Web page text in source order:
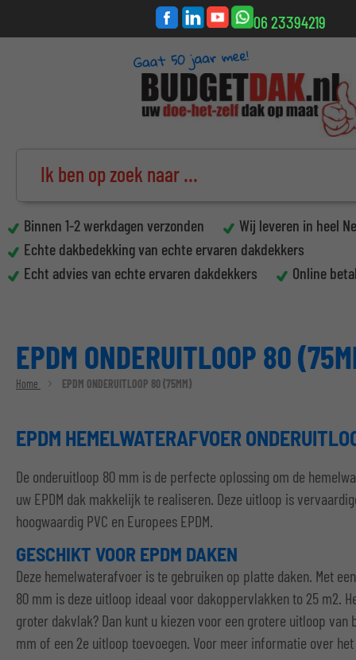
06 23394219
Binnen 1-2 werkdagen verzonden
Wij leveren in heel
Echte dakbedekking van echte ervaren dakdekkers
Echt advies van echte ervaren dakdekkers
Online
EPDM ONDERUITLOOP 80
Home EPDM ONDERUITLOOP 80 (75MM)
EPDM HEMELWATERAFVOER
De onderuitloop 80 mm is de perfecte oplossing om de
uw EPDM dak makkelijk te realiseren. Deze uitloop is
hoogwaardig PVC en Europees EPDM.
GESCHIKT VOOR EPDM DAKEN
Deze hemelwaterafvoer is te gebruiken op platte daken. Met
80 mm is deze uitloop ideaal voor dakoppervlakken to 25 m2.
groter dakvlak? Dan kunt u kiezen voor een grotere uitloop van
mm of een 2e uitloop toevoegen. Voor meer informatie over